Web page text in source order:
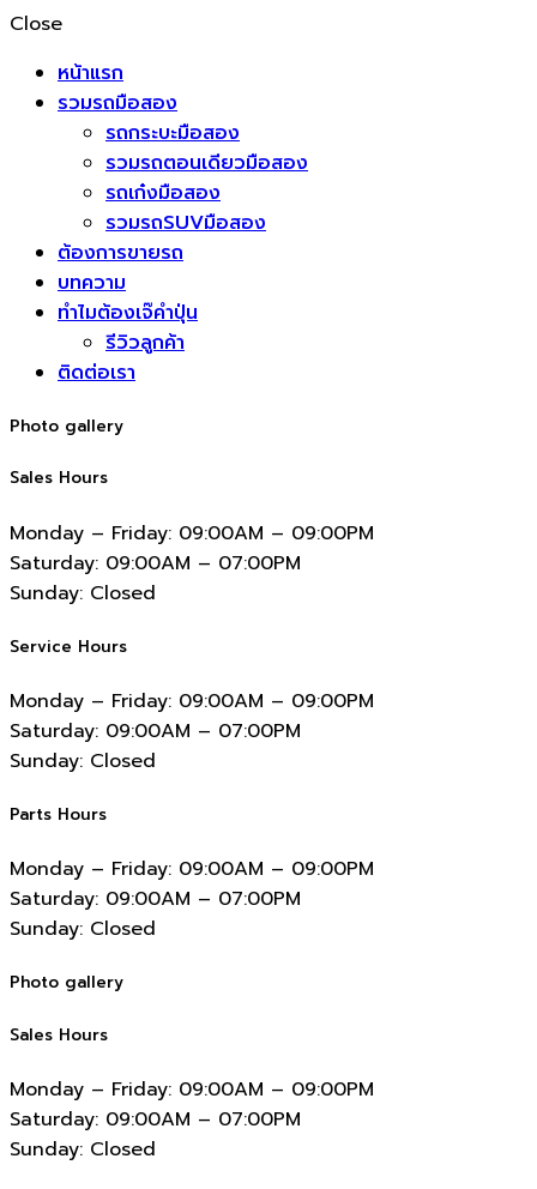
Close
หน้าแรก
รวมรถมือสอง
รถกระบะมือสอง
รวมรถตอนเดียวมือสอง
รถเก๋งมือสอง
รวมรถSUVมือสอง
ต้องการขายรถ
บทความ
ทำไมต้องเจ๊คำปุ่น
รีวิวลูกค้า
ติดต่อเรา
Photo gallery
Sales Hours
Monday – Friday: 09:00AM – 09:00PM
Saturday: 09:00AM – 07:00PM
Sunday: Closed
Service Hours
Monday – Friday: 09:00AM – 09:00PM
Saturday: 09:00AM – 07:00PM
Sunday: Closed
Parts Hours
Monday – Friday: 09:00AM – 09:00PM
Saturday: 09:00AM – 07:00PM
Sunday: Closed
Photo gallery
Sales Hours
Monday – Friday: 09:00AM – 09:00PM
Saturday: 09:00AM – 07:00PM
Sunday: Closed